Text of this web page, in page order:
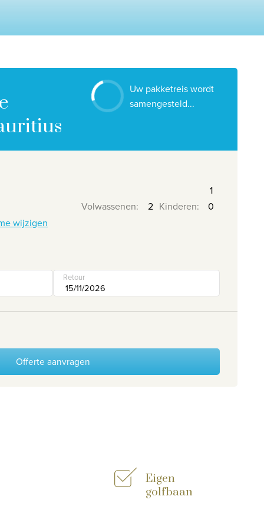
Voorwaarden
Uw pakketreis wordt
samengesteld...
Volwassenen: Kinderen:
wijzigen
Retour
Offerte aanvragen
Eigen
golfbaan